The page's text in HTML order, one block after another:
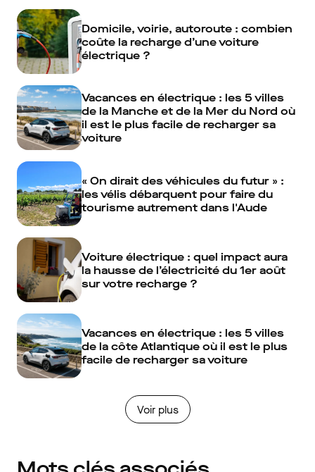
Domicile, voirie, autoroute : combien
coûte la recharge d’une voiture
électrique ?
Vacances en électrique : les 5 villes
de la Manche et de la Mer du Nord où
il est le plus facile de recharger sa
voiture
« On dirait des véhicules du futur » :
les vélis débarquent pour faire du
tourisme autrement dans l'Aude
Voiture électrique : quel impact aura
la hausse de l’électricité du 1er août
sur votre recharge ?
Vacances en électrique : les 5 villes
de la côte Atlantique où il est le plus
facile de recharger sa voiture
Voir plus